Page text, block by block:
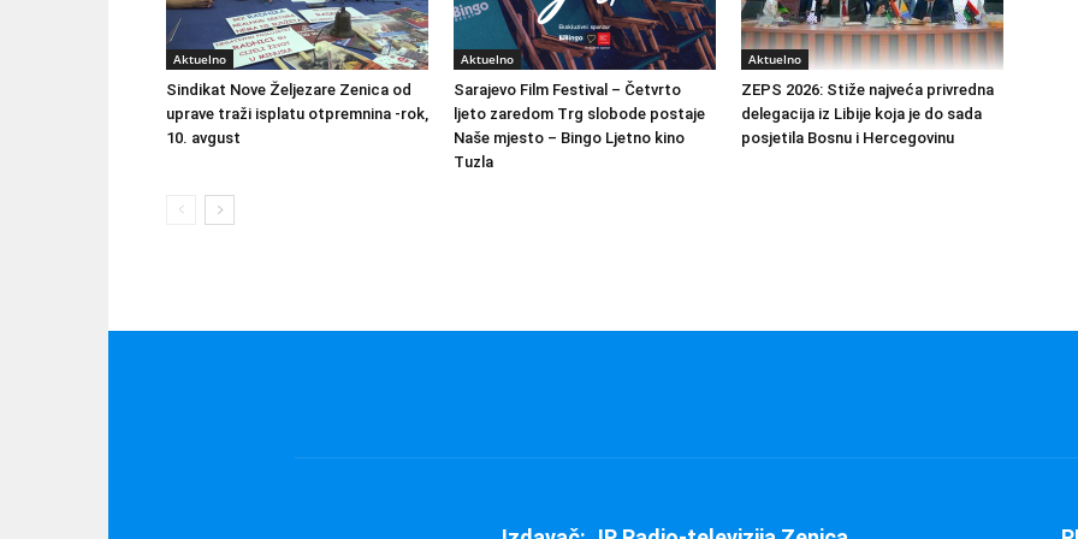
Aktuelno
Sindikat Nove Željezare Zenica od
uprave traži isplatu otpremnina -rok,
10. avgust
Aktuelno
Sarajevo Film Festival – Četvrto
ljeto zaredom Trg slobode postaje
Naše mjesto – Bingo Ljetno kino
Tuzla
Aktuelno
ZEPS 2026: Stiže najveća privredna
delegacija iz Libije koja je do sada
posjetila Bosnu i Hercegovinu